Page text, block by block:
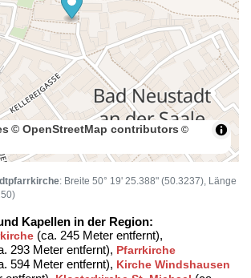
© OpenStreetMap contributors ©
: Breite 50° 19' 25.388" (50.3237), Länge
Kapellen in der Region:
(ca. 245 Meter entfernt),
293 Meter entfernt), Pfarrkirche
594 Meter entfernt), Kirche Windshausen